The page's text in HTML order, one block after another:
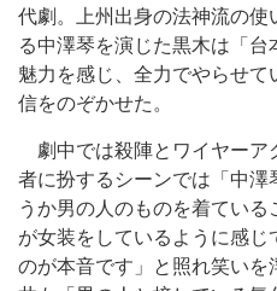
代劇。上州出身の法神流の
る中澤琴を演じた黒木は「
魅力を感じ、全力でやらせ
信をのぞかせた。
劇中では殺陣とワイヤーア
者に扮するシーンでは「中
うか男の人のものを着てい
が女装をしているように感
のが本音です」と照れ笑い